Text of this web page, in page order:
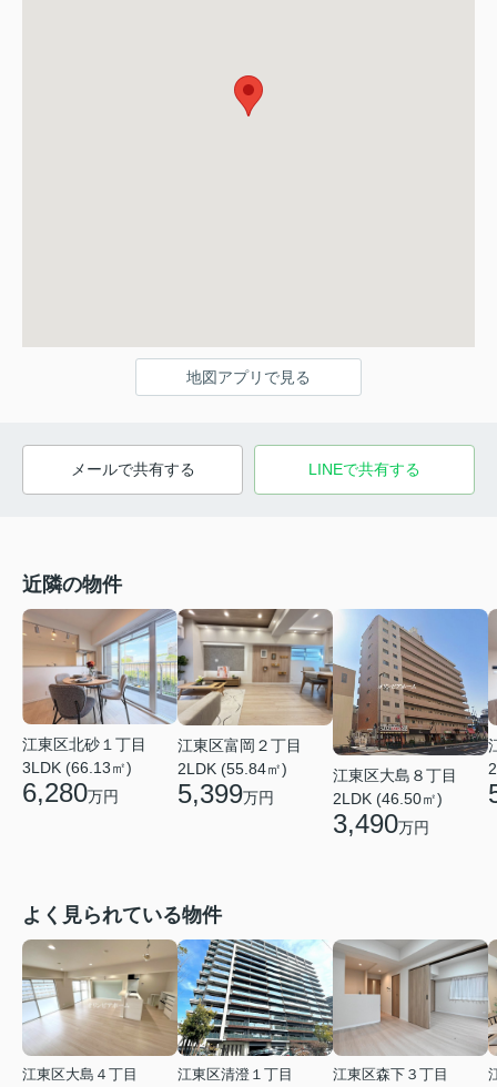
地図アプリで見る
メールで共有する LINEで共有する
近隣の物件
江東区北砂１丁目
3LDK (66.13㎡)
6,280万円
江東区富岡２丁目
2LDK (55.84㎡)
5,399万円
江東区大島８丁目
2LDK (46.50㎡)
3,490万円
よく見られている物件
江東区大島４丁目
江東区清澄１丁目
江東区森下３丁目